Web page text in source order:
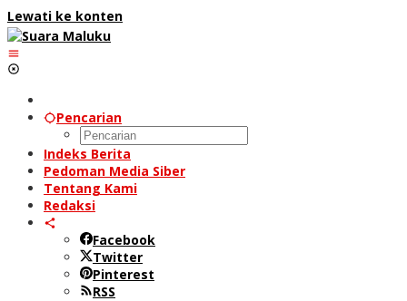
Lewati ke konten
Pencarian
Indeks Berita
Pedoman Media Siber
Tentang Kami
Redaksi
Facebook
Twitter
Pinterest
RSS